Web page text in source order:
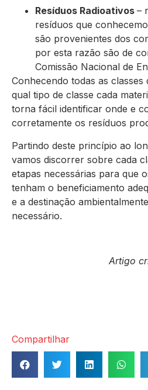
Resíduos Radioativos –
resíduos que
são provenientes dos
por esta razão são de
Comissão Nacional de
Conhecendo todas as classes
qual tipo de classe cada
torna fácil identificar onde e
corretamente os resíduos
Partindo deste princípio ao
vamos discorrer sobre cada
etapas necessárias para que
tenham o beneficiamento
e a destinação
necessário.
Artigo
Compartilhar